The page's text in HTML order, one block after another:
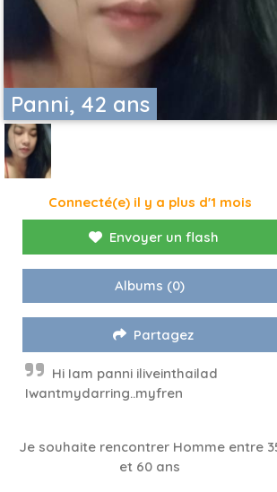
Panni, 42 ans
Connecté(e) il y a plus d'1 mois
Envoyer un flash
Albums (0)
Partagez
Hi Iam panni iliveinthailad
Iwantmydarring..myfren
Je souhaite rencontrer Homme entre
et 60 ans